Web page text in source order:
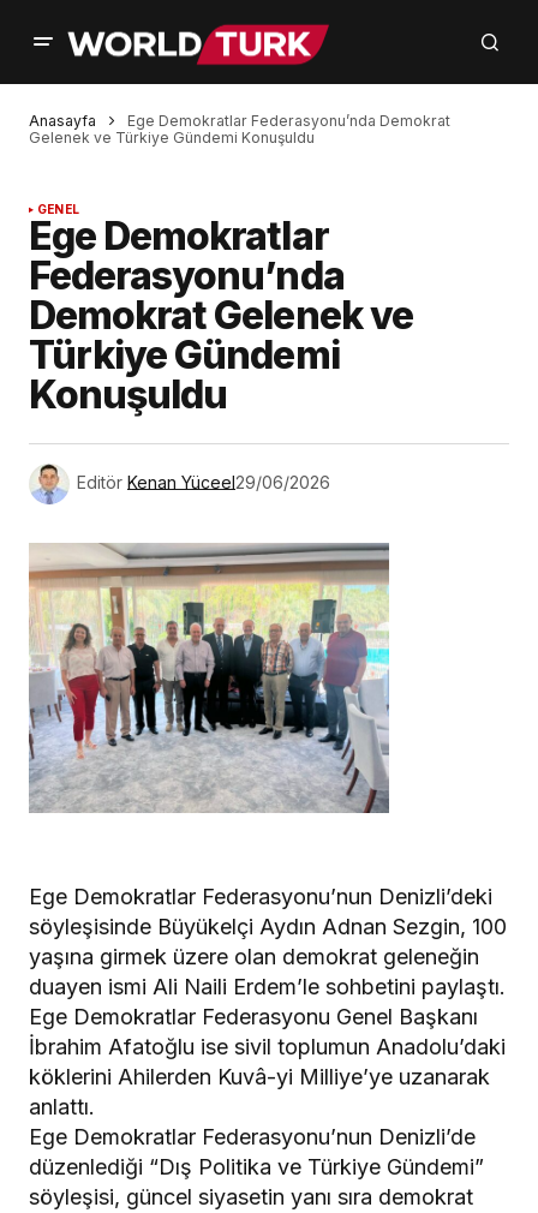
Anasayfa
Ege Demokratlar Federasyonu’nda Demokrat
Gelenek ve Türkiye Gündemi Konuşuldu
GENEL
Ege Demokratlar
Federasyonu’nda
Demokrat Gelenek ve
Türkiye Gündemi
Konuşuldu
Editör Kenan Yüceel29/06/2026
Ege Demokratlar Federasyonu’nun Denizli’deki
söyleşisinde Büyükelçi Aydın Adnan Sezgin, 100
yaşına girmek üzere olan demokrat geleneğin
duayen ismi Ali Naili Erdem’le sohbetini paylaştı.
Ege Demokratlar Federasyonu Genel Başkanı
İbrahim Afatoğlu ise sivil toplumun Anadolu’daki
köklerini Ahilerden Kuvâ-yi Milliye’ye uzanarak
anlattı.
Ege Demokratlar Federasyonu’nun Denizli’de
düzenlediği “Dış Politika ve Türkiye Gündemi”
söyleşisi, güncel siyasetin yanı sıra demokrat